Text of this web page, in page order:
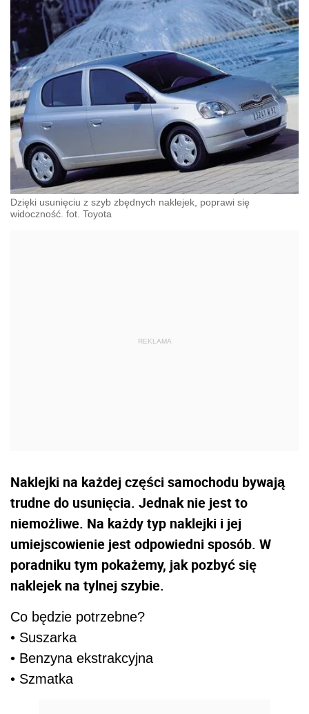
Dzięki usunięciu z szyb zbędnych naklejek, poprawi się
widoczność. fot. Toyota
Naklejki na każdej części samochodu bywają
trudne do usunięcia. Jednak nie jest to
niemożliwe. Na każdy typ naklejki i jej
umiejscowienie jest odpowiedni sposób. W
poradniku tym pokażemy, jak pozbyć się
naklejek na tylnej szybie.
Co będzie potrzebne?
• Suszarka
• Benzyna ekstrakcyjna
• Szmatka